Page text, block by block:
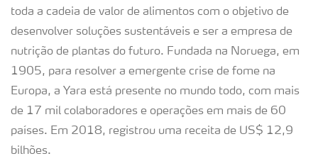
toda a cadeia de valor de alimentos com o objetivo de
desenvolver soluções sustentáveis e ser a empresa de
nutrição de plantas do futuro. Fundada na Noruega, em
1905, para resolver a emergente crise de fome na
Europa, a Yara está presente no mundo todo, com mais
de 17 mil colaboradores e operações em mais de 60
países. Em 2018, registrou uma receita de US$ 12,9
bilhões.